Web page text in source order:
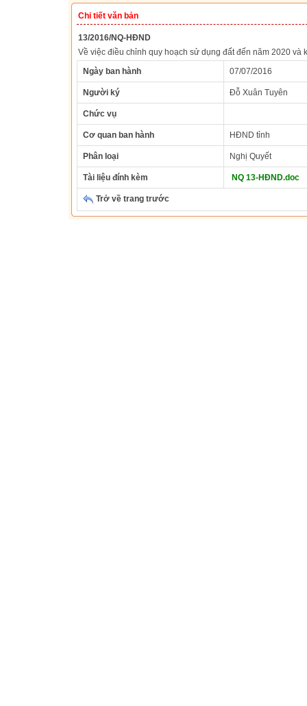
Chi tiết văn bản
13/2016/NQ-HĐND
Về việc điều chỉnh quy hoạch sử dụng đất đến năm 2020
Ngày ban hành
07/07/2016
Người ký Đỗ Xuân Tuyên
Chức vụ
Cơ quan ban hành HĐND tỉnh
Phân loại Nghị Quyết
Tài liệu đính kèm NQ 13-HĐND.doc
Trở về trang trước